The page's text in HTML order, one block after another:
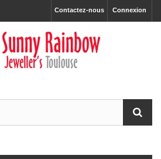
Connexion
Contactez-nous